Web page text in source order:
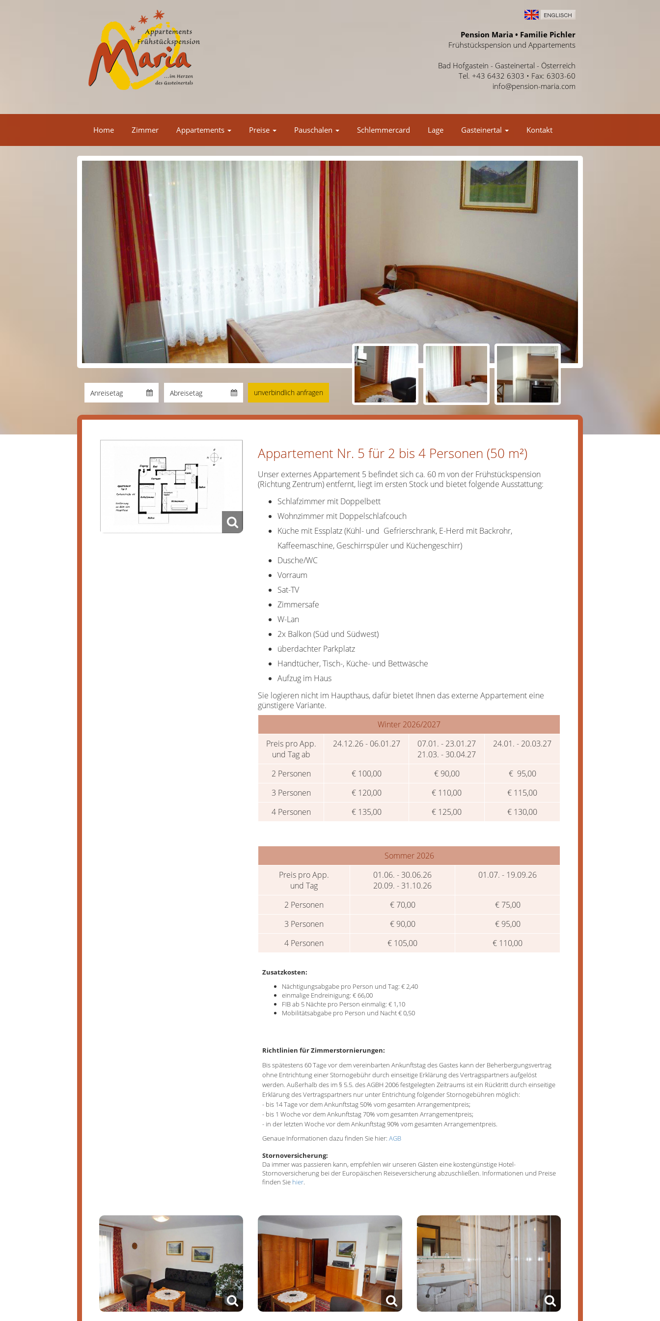
Pension Maria • Familie Pichler
Frühstückspension und Appartements
Bad Hofgastein - Gasteinertal - Österreich
Tel. +43 6432 6303 • Fax: 6303-60
info@pension-maria.com
Home Zimmer Appartements Preise Pauschalen Schlemmercard Lage Gasteinertal Kontakt
Appartement Nr. 5 für 2 bis 4 Personen (50 m²)
Unser externes Appartement 5 befindet sich ca. 60 m von der Frühstückspension
(Richtung Zentrum) entfernt, liegt im ersten Stock und bietet folgende Ausstattung:
Schlafzimmer mit Doppelbett
Wohnzimmer mit Doppelschlafcouch
Küche mit Essplatz (Kühl- und Gefrierschrank, E-Herd mit Backrohr,
Kaffeemaschine, Geschirrspüler und Küchengeschirr)
Dusche/WC
Vorraum
Sat-TV
Zimmersafe
W-Lan
2x Balkon (Süd und Südwest)
überdachter Parkplatz
Handtücher, Tisch-, Küche- und Bettwäsche
Aufzug im Haus
Sie logieren nicht im Haupthaus, dafür bietet Ihnen das externe Appartement eine
günstigere Variante.
Winter 2026/2027
Preis pro App.
und Tag ab
24.12.26 - 06.01.27
07.01. - 23.01.27
21.03. - 30.04.27
24.01. - 20.03.27
2 Personen € 100,00 € 90,00
€ 95,00
3 Personen
€ 120,00 € 110,00
€ 115,00
4 Personen
€ 135,00 € 125,00 € 130,00
Sommer 2026
Preis pro App.
und Tag
01.06. - 30.06.26
20.09. - 31.10.26
01.07. - 19.09.26
2 Personen € 70,00
€ 75,00
3 Personen
€ 90,00
€ 95,00
4 Personen
€ 105,00 € 110,00
Zusatzkosten:
Nächtigungsabgabe pro Person und Tag: € 2,40
einmalige Endreinigung: € 66,00
FIB ab 5 Nächte pro Person einmalig: € 1,10
Mobilitätsabgabe pro Person und Nacht € 0,50
Richtlinien für Zimmerstornierungen:
Bis spätestens 60 Tage vor dem vereinbarten Ankunftstag des Gastes kann der Beherbergungsvertrag
ohne Entrichtung einer Stornogebühr durch einseitige Erklärung des Vertragspartners aufgelöst
werden. Außerhalb des im § 5.5. des AGBH 2006 festgelegten Zeitraums ist ein Rücktritt durch einseitige
Erklärung des Vertragspartners nur unter Entrichtung folgender Stornogebühren möglich:
- bis 14 Tage vor dem Ankunftstag 50% vom gesamten Arrangementpreis;
- bis 1 Woche vor dem Ankunftstag 70% vom gesamten Arrangementpreis;
- in der letzten Woche vor dem Ankunftstag 90% vom gesamten Arrangementpreis.
Genaue Informationen dazu finden Sie hier:AGB
Stornoversicherung:
Da immer was passieren kann, empfehlen wir unseren Gästen eine kostengünstige Hotel-
Stornoversicherung bei der Europäischen Reiseversicherung abzuschließen. Informationen und Preise
finden Sie hier.